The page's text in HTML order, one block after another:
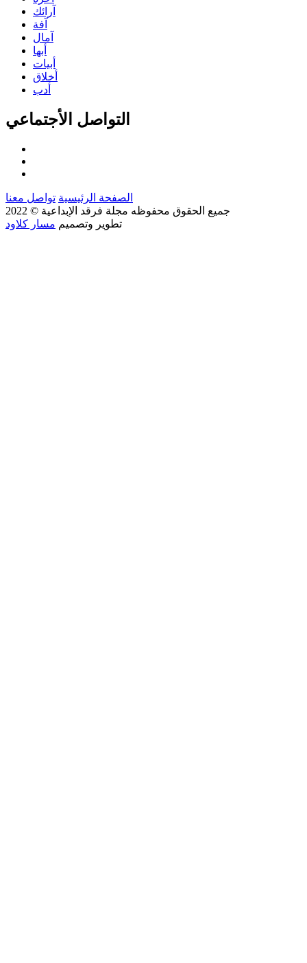
آرائك
آفة
آمال
أبها
أبيات
أخلاق
أدب
التواصل الأجتماعي
الصفحة الرئيسية تواصل معنا
جميع الحقوق محفوظه مجلة فرقد الإبداعية © 2022
تطوير وتصميم مسار كلاود